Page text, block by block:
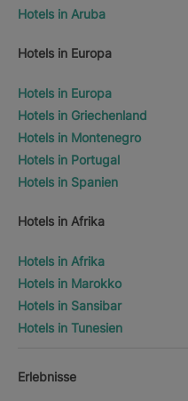
Hotels in Aruba
Hotels in Europa
Hotels in Europa
Hotels in Griechenland
Hotels in Montenegro
Hotels in Portugal
Hotels in Spanien
Hotels in Afrika
Hotels in Afrika
Hotels in Marokko
Hotels in Sansibar
Hotels in Tunesien
Erlebnisse